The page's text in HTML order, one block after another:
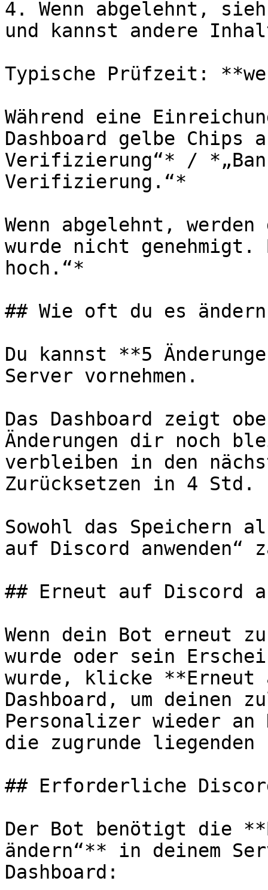
4. Wenn abgelehnt,
und kannst andere
Typische Prüfzeit:
Während eine
Dashboard gelbe
Verifizierung“* /
Verifizierung.“*
Wenn abgelehnt,
wurde nicht
hoch.“*
## Wie oft du es
Du kannst **5
Server vornehmen.
Das Dashboard zeigt
Änderungen dir noch
verbleiben in den
Zurücksetzen in 4 Std.
Sowohl das Speichern
auf Discord
## Erneut auf Discord
Wenn dein Bot erneut
wurde oder sein
wurde, klicke **Erneut
Dashboard, um deinen
Personalizer wieder an
die zugrunde
## Erforderliche
Der Bot benötigt die
ändern“** in deinem
Dashboard: